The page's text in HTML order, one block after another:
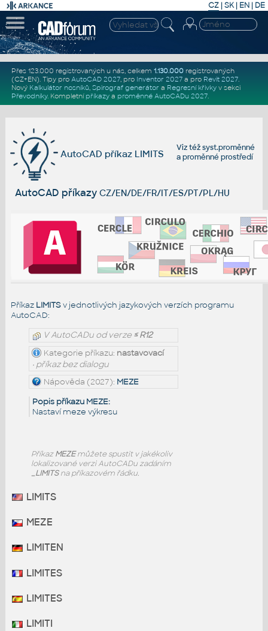
CZ | SK| EN | DE
Přes 123.000 registrovaných u nás, celkem 1.130.000registrovaných
(CZ+EN). Tipy pro AutoCAD 2027, pro Inventor 2027a pro Revit 2027.
Nový Kalkulátor nosníků, Spirograf generátor a Regresní křivkyv sekci
Převodníky. Kompletní příkazya proměnné AutoCADu 2027.
Viz téžsyst.proměnné
aproměnné prostředí
AutoCAD příkaz LIMITS
AutoCAD příkazy CZ/EN/DE/FR/IT/ES/PT/PL/HU
Příkaz LIMITSv jednotlivých jazykových verzích programu
AutoCAD:
V AutoCADu od verze≤ R12
Kategorie příkazu: nastavovací
• příkaz bez dialogu
Nápověda (2027): MEZE
Popis příkazu MEZE:
Nastaví meze výkresu
PříkazMEZEmůžete spustit v jakékoliv
lokalizované verzi AutoCADu zadáním
_LIMITSna příkazovém řádku.
LIMITS
MEZE
LIMITEN
LIMITES
LIMITES
LIMITI